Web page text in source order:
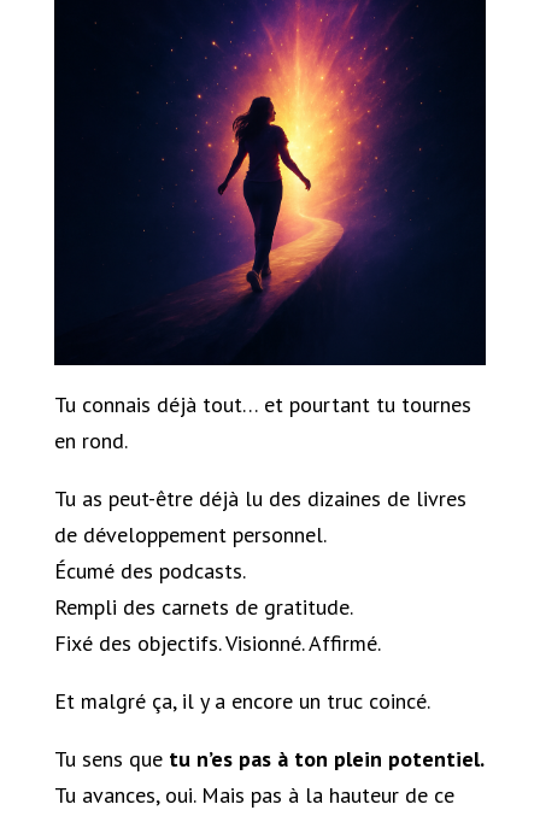
Tu connais déjà tout… et pourtant tu tournes
en rond.
Tu as peut-être déjà lu des dizaines de livres
de développement personnel.
Écumé des podcasts.
Rempli des carnets de gratitude.
Fixé des objectifs. Visionné. Affirmé.
Et malgré ça, il y a encore un truc coincé.
Tu sens que tu n’es pas à ton plein potentiel.
Tu avances, oui. Mais pas à la hauteur de ce